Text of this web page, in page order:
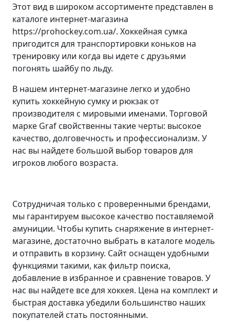
Этот вид в широком ассортименте представлен в
каталоге интернет-магазина
https://prohockey.com.ua/. Хоккейная сумка
пригодится для транспортировки коньков на
тренировку или когда вы идете с друзьями
погонять шайбу по льду.
В нашем интернет-магазине легко и удобно
купить хоккейную сумку и рюкзак от
производителя с мировыми именами. Торговой
марке Graf свойственны такие черты: высокое
качество, долговечность и профессионализм. У
нас вы найдете большой выбор товаров для
игроков любого возраста.
Сотрудничая только с проверенными брендами,
мы гарантируем высокое качество поставляемой
амуниции. Чтобы купить снаряжение в интернет-
магазине, достаточно выбрать в каталоге модель
и отправить в корзину. Сайт оснащен удобными
функциями такими, как фильтр поиска,
добавление в избранное и сравнение товаров. У
нас вы найдете все для хоккея. Цена на комплект и
быстрая доставка убедили большинство наших
покупателей стать постоянными.